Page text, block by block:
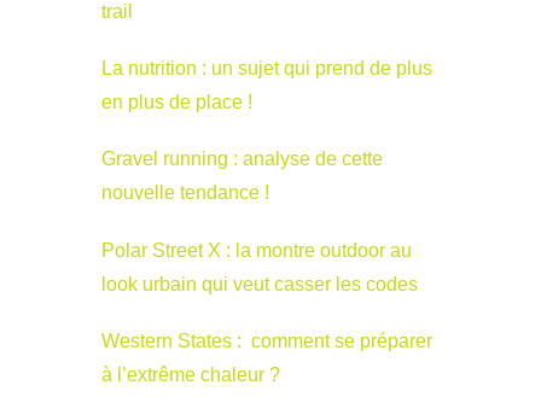
trail
La nutrition : un sujet qui prend de plus
en plus de place !
Gravel running : analyse de cette
nouvelle tendance !
Polar Street X : la montre outdoor au
look urbain qui veut casser les codes
Western States : comment se préparer
à l’extrême chaleur ?